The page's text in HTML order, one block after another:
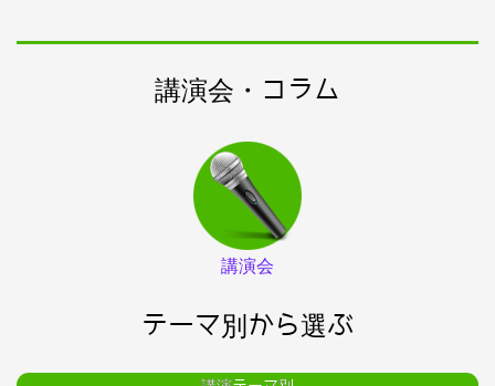
講演会・コラム
講演会
テーマ別から選ぶ